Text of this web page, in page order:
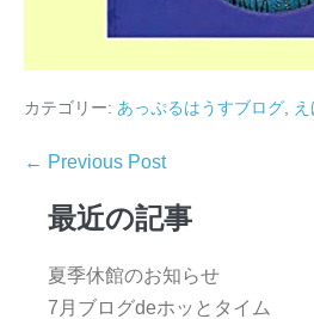
カテゴリー: あっぷるはうすブログ
← Previous Post
最近の記事
夏季休館のお知らせ
7月ブログdeホッとタイム